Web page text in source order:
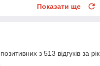
Показати ще
з 513 відгуків за рік